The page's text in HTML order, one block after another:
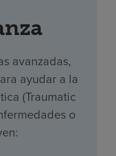
avanzadas,
ayudar a la
(Traumatic
o